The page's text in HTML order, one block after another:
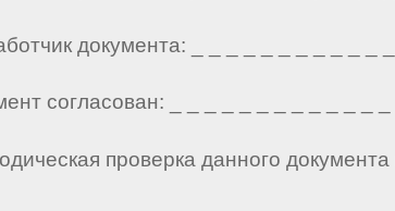
документа: _ _ _ _ _ _ _ _ _ _ _
согласован: _ _ _ _ _ _ _ _ _ _ _ _
проверка данного